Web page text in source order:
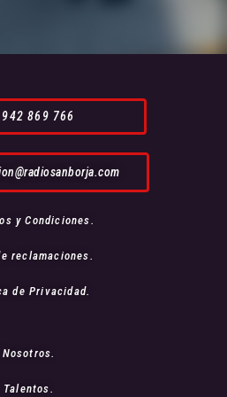
869 766
y Condiciones.
reclamaciones.
de Privacidad.
Nosotros.
Talentos.